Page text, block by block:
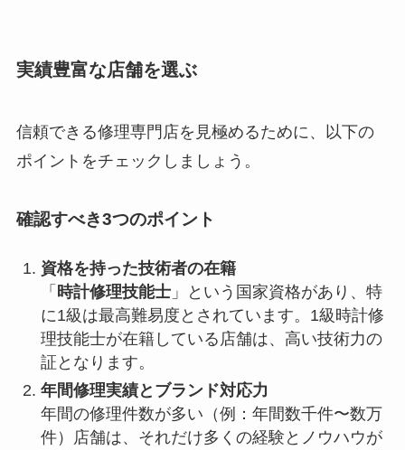
実績豊富な店舗を選ぶ
信頼できる修理専門店を見極めるために、以下の
ポイントをチェックしましょう。
確認すべき3つのポイント
資格を持った技術者の在籍
「 時計修理技能士」という国家資格があり、特
に1級は最高難易度とされています。1級時計修
理技能士が在籍している店舗は、高い技術力の
証となります。
年間修理実績とブランド対応力
年間の修理件数が多い（例：年間数千件〜数万
件）店舗は、それだけ多くの経験とノウハウが